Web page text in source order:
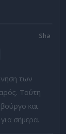
των
Τούτη
και
σήμερα.